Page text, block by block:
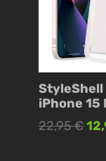
StyleShell
iPhone 15
22,95€